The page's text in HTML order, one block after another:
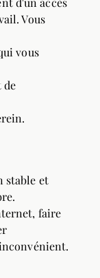
Vous
vous
de
stable et
faire